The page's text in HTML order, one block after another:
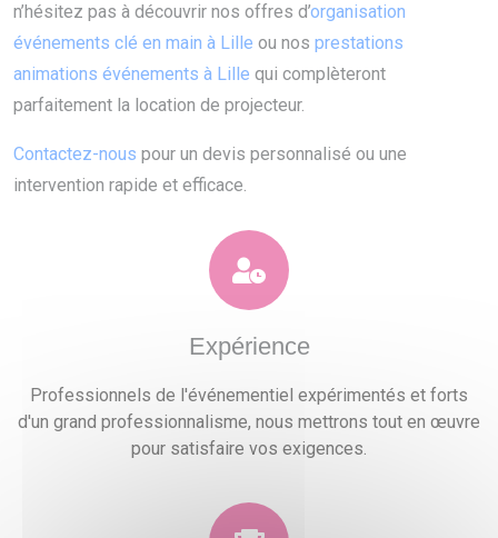
n’hésitez pas à découvrir nos offres d’organisation
événements clé en main à Lille ou nos prestations
animations événements à Lille qui complèteront
parfaitement la location de projecteur.
Contactez-nous pour un devis personnalisé ou une
intervention rapide et efficace.
Expérience
Professionnels de l'événementiel expérimentés et forts
d'un grand professionnalisme, nous mettrons tout en œuvre
pour satisfaire vos exigences.